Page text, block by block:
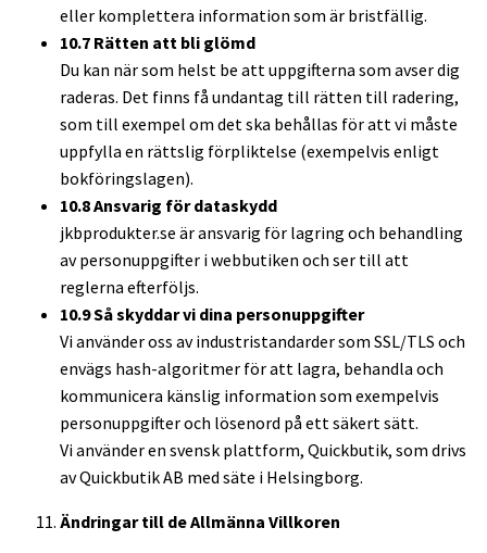
eller komplettera information som är bristfällig.
10.7 Rätten att bli glömd
Du kan när som helst be att uppgifterna som avser dig
raderas. Det finns få undantag till rätten till radering,
som till exempel om det ska behållas för att vi måste
uppfylla en rättslig förpliktelse (exempelvis enligt
bokföringslagen).
10.8 Ansvarig för dataskydd
jkbprodukter.se är ansvarig för lagring och behandling
av personuppgifter i webbutiken och ser till att
reglerna efterföljs.
10.9 Så skyddar vi dina personuppgifter
Vi använder oss av industristandarder som SSL/TLS och
envägs hash-algoritmer för att lagra, behandla och
kommunicera känslig information som exempelvis
personuppgifter och lösenord på ett säkert sätt.
Vi använder en svensk plattform, Quickbutik, som drivs
av Quickbutik AB med säte i Helsingborg.
Ändringar till de Allmänna Villkoren